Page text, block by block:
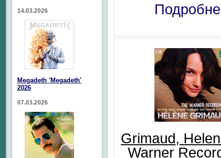
Grimaud,
Warner
14.03.2026
Megadeth 'Megadeth'
2026
07.03.2026